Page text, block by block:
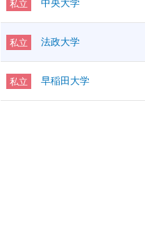
私立 中央大学
私立 法政大学
私立 早稲田大学